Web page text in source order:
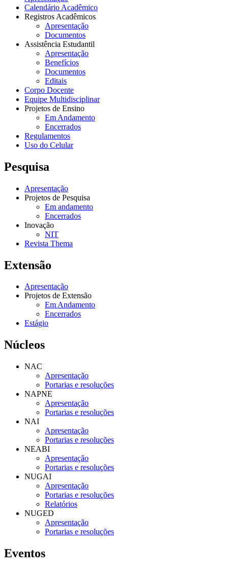
Calendário Acadêmico
Registros Acadêmicos
Apresentação
Documentos
Assistência Estudantil
Apresentação
Benefícios
Documentos
Editais
Corpo Docente
Equipe Multidisciplinar
Projetos de Ensino
Em Andamento
Encerrados
Regulamentos
Uso do Celular
Pesquisa
Apresentação
Projetos de Pesquisa
Em andamento
Encerrados
Inovação
NIT
Revista Thema
Extensão
Apresentação
Projetos de Extensão
Em Andamento
Encerrados
Estágio
Núcleos
NAC
Apresentação
Portarias e resoluções
NAPNE
Apresentação
Portarias e resoluções
NAI
Apresentação
Portarias e resoluções
NEABI
Apresentação
Portarias e resoluções
NUGAI
Apresentação
Portarias e resoluções
Relatórios
NUGED
Apresentação
Portarias e resoluções
Eventos